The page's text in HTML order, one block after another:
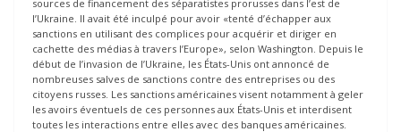
sources de financement des séparatistes prorusses dans l’est de
l’Ukraine. Il avait été inculpé pour avoir «tenté d’échapper aux
sanctions en utilisant des complices pour acquérir et diriger en
cachette des médias à travers l’Europe», selon Washington. Depuis le
début de l’invasion de l’Ukraine, les États-Unis ont annoncé de
nombreuses salves de sanctions contre des entreprises ou des
citoyens russes. Les sanctions américaines visent notamment à geler
les avoirs éventuels de ces personnes aux États-Unis et interdisent
toutes les interactions entre elles avec des banques américaines.